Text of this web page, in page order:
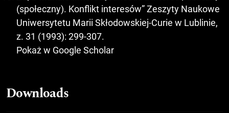
(społeczny). Konflikt interesów” Zeszyty Naukowe
Uniwersytetu Marii Skłodowskiej-Curie w Lublinie,
z. 31 (1993): 299-307.
Pokaż w Google Scholar
Downloads